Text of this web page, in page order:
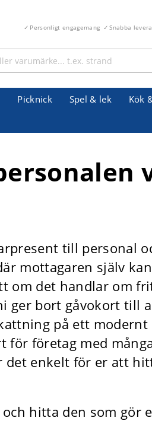
Personligt engagemang Snabba
Picknick Spel & lek Kök
till personal
mottagaren själv
om det handlar om
ger bort gåvokort till
på ett
för företag med
det enkelt för er att
hitta den som gör